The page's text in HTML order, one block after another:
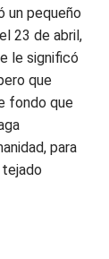
un pequeño
23 de abril,
le significó
que
fondo que
para